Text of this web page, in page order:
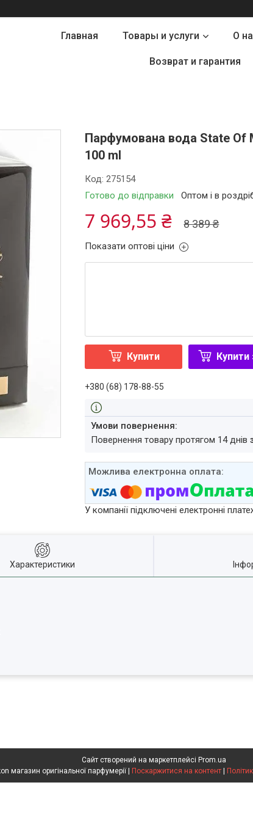
Главная Товары и услуги О
Возврат и гарантия
Парфумована вода State Of
100 ml
Готово до відправки Оптом і в
Код:275154
8 389 ₴
7 969,55 ₴
Показати оптові ціни
Купити Купити
+380 (68) 178-88-55
повернення товару протягом 14 днів
У компанії підключені електронні
Характеристики
Сайт створений на маркетплейсі Prom.ua
Поскаржитися на контент